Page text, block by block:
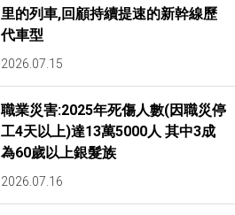
里的列車,回顧持續提速的新幹線歷
代車型
2026.07.15
職業災害:2025年死傷人數(因職災停
工4天以上)達13萬5000人 其中3成
為60歲以上銀髮族
2026.07.16